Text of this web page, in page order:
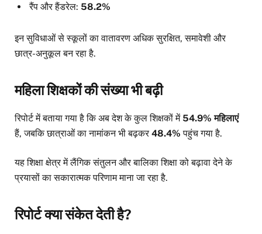
रैंप और हैंडरेल: 58.2%
इन सुविधाओं से स्कूलों का वातावरण अधिक सुरक्षित, समावेशी और
छात्र-अनुकूल बन रहा है.
महिला शिक्षकों की संख्या भी बढ़ी
रिपोर्ट में बताया गया है कि अब देश के कुल शिक्षकों में54.9% महिलाएं
हैं, जबकि छात्राओं का नामांकन भी बढ़कर48.4% पहुंच गया है.
यह शिक्षा क्षेत्र में लैंगिक संतुलन और बालिका शिक्षा को बढ़ावा देने के
प्रयासों का सकारात्मक परिणाम माना जा रहा है.
रिपोर्ट क्या संकेत देती है?